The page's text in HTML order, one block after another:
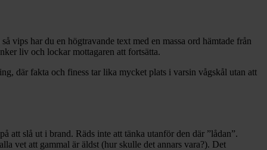
vips har du en högtravande text med en massa ord hämtade från
liv och lockar mottagaren att fortsätta.
där fakta och finess tar lika mycket plats i varsin vågskål utan att
att slå ut i brand. Räds inte att tänka utanför den där ”lådan”.
vet att gammal är äldst (hur skulle det annars vara?). Det